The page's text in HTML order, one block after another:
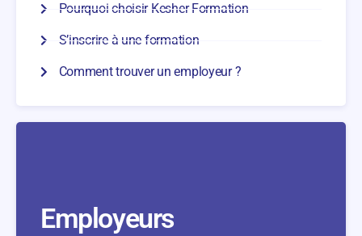
Pourquoi choisir Kesher Formation
S’inscrire à une formation
Comment trouver un employeur ?
Employeurs